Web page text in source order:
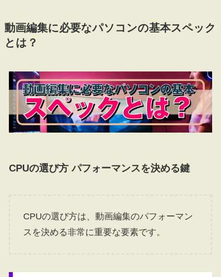
動画編集に必要なパソコンの基本スペック
とは？
CPUの選び方 パフォーマンスを決める鍵
CPUの選び方は、動画編集のパフォーマン
スを決める非常に重要な要素です。